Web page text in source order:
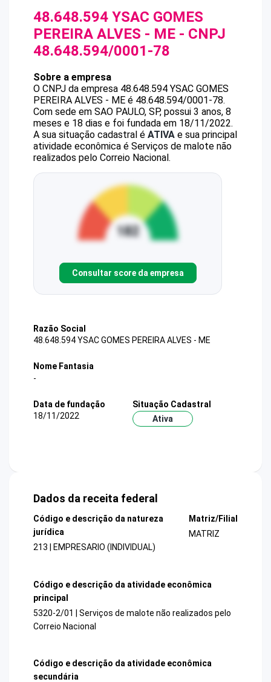
48.648.594 YSAC GOMES
PEREIRA ALVES - ME - CNPJ
48.648.594/0001-78
Sobre a empresa
O CNPJ da empresa 48.648.594 YSAC GOMES
PEREIRA ALVES - ME é 48.648.594/0001-78.
Com sede em SAO PAULO, SP, possui 3 anos, 8
meses e 18 dias e foi fundada em 18/11/2022.
A sua situação cadastral é ATIVA e sua principal
atividade econômica é Serviços de malote não
realizados pelo Correio Nacional.
Consultar score da empresa
Razão Social
48.648.594 YSAC GOMES PEREIRA ALVES - ME
Nome Fantasia
-
Data de fundação
18/11/2022
Situação Cadastral
Ativa
Dados da receita federal
Código e descrição da natureza
jurídica
213 | EMPRESARIO (INDIVIDUAL)
Matriz/Filial
MATRIZ
Código e descrição da atividade econômica
principal
5320-2/01 | Serviços de malote não realizados pelo
Correio Nacional
Código e descrição da atividade econômica
secundária